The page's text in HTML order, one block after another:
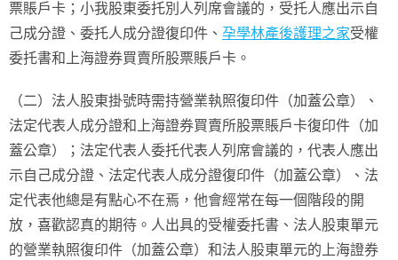
票賬戶卡；小我股東委托別人列席會議的，受托人應出示自
己成分證、委托人成分證復印件、 孕學林產後護理之家受權
委托書和上海證券買賣所股票賬戶卡。
（二）法人股東掛號時需持營業執照復印件（加蓋公章）、
法定代表人成分證和上海證券買賣所股票賬戶卡復印件（加
蓋公章）；法定代表人委托代表人列席會議的，代表人應出
示自己成分證、法定代表人成分證復印件（加蓋公章）、法
定代表他總是有點心不在焉，他會經常在每一個階段的開
放，喜歡認真的期待。人出具的受權委托書、法人股東單元
的營業執照復印件（加蓋公章）和法人股東單元的上海證券